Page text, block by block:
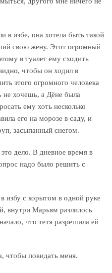
в избе, она хотела быть такой
свою жену. Этот огромный
в туалет ему сходить
чтобы он ходил в
этого огромного человека
хочешь, а Дёне была
ему хоть несколько
его на морозе в саду, и
засыпанный снегом.
дело. В дневное время в
надо было решить с
избу с корытом в одной руке
внутри Марьям разлилось
что тетя разрешила ей
чтобы повидать меня.